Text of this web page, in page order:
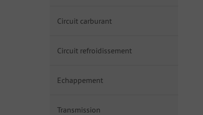
Circuit carburant
Circuit refroidissement
Echappement
Transmission